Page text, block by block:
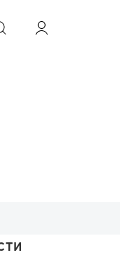
ИСКАТЬ